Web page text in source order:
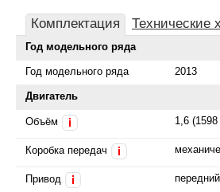
Комплектация Технические
Год модельного ряда
Год модельного ряда 2013
Двигатель
Объём 1,6
Коробка передач
Привод передний